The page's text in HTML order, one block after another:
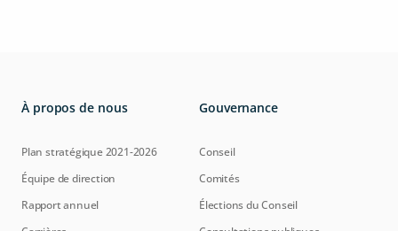
À propos de nous
Plan stratégique 2021-2026
Équipe de direction
Rapport annuel
Gouvernance
Conseil
Comités
Élections du Conseil